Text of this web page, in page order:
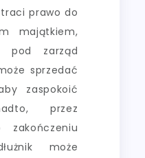
traci prawo do
majątkiem,
pod zarząd
sprzedać
zaspokoić
przez
może